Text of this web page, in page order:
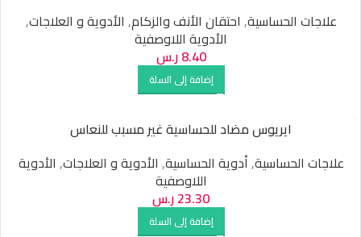
علاجات الحساسية, احتقان الأنف والزكام, الأدوية و العلاجات,
الأدوية اللاوصفية
8.40ر.س
إضافة إلى السلة
ايريوس مضاد للحساسية غير مسبب للنعاس
علاجات الحساسية,أدوية الحساسية, الأدوية و العلاجات, الأدوية
اللاوصفية
23.30ر.س
إضافة إلى السلة